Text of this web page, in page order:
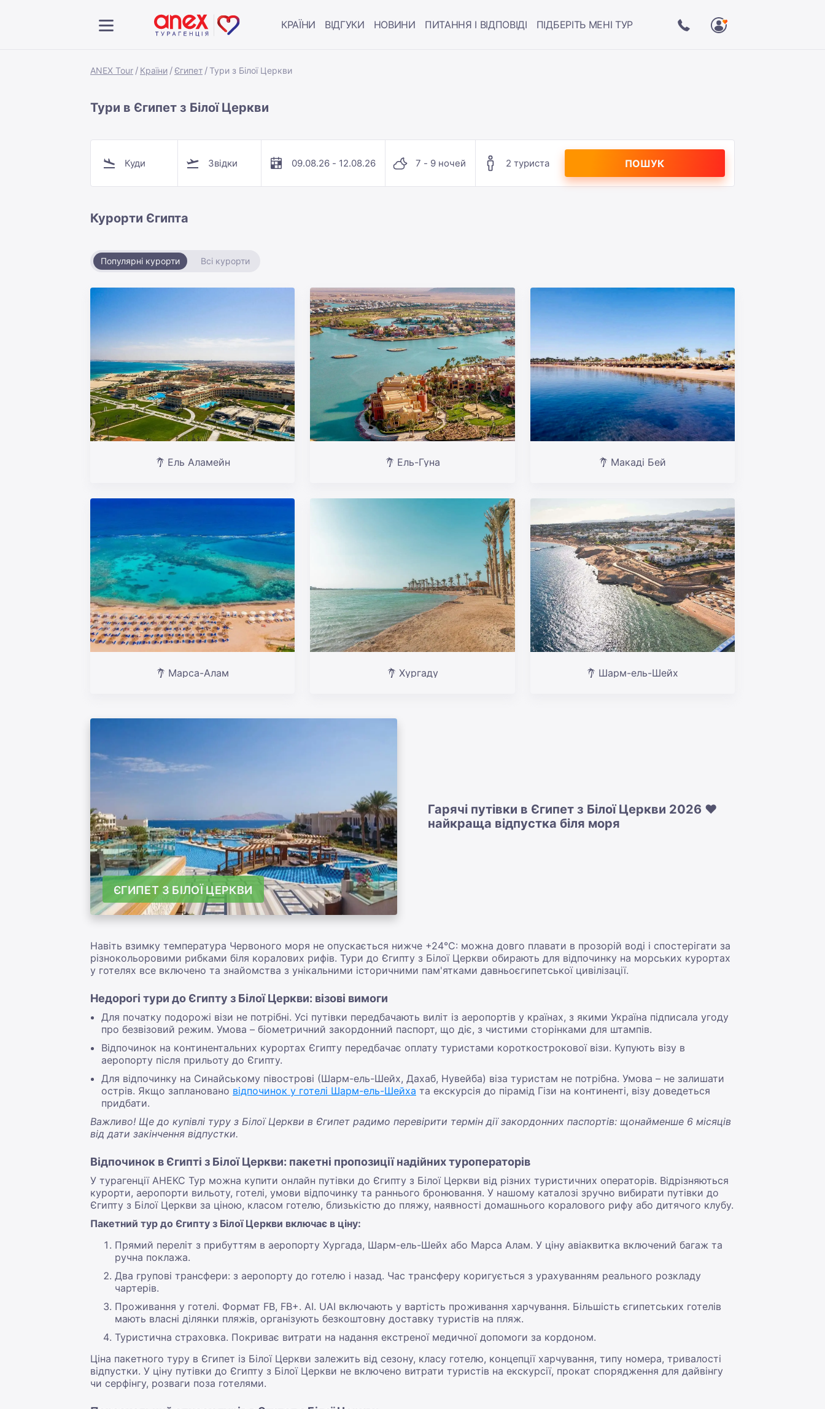
КРАЇНИ ВІДГУКИ НОВИНИ ПИТАННЯ І ВІДПОВІДІ ПІДБЕРІТЬ МЕНІ ТУР
ANEX Tour Країни Єгипет Тури з Білої Церкви
Тури в Єгипет з Білої Церкви
Куди Звідки 09.08.26 - 12.08.26 7 - 9 ночей 2 туриста ПОШУК
Курорти Єгипта
Популярні курорти Всі курорти
Ель Аламейн Ель-Гуна Макаді Бей
Марса-Алам Хургаду Шарм-ель-Шейх
ЄГИПЕТ З БІЛОЇ ЦЕРКВИ
Гарячі путівки в Єгипет з Білої Церкви 2026 ❤️
найкраща відпустка біля моря
Навіть взимку температура Червоного моря не опускається нижче +24°С: можна довго плавати в прозорій воді і спостерігати за
різнокольоровими рибками біля коралових рифів. Тури до Єгипту з Білої Церкви обирають для відпочинку на морських курортах
у готелях все включено та знайомства з унікальними історичними пам'ятками давньоєгипетської цивілізації.
Недорогі тури до Єгипту з Білої Церкви: візові вимоги
Для початку подорожі візи не потрібні. Усі путівки передбачають виліт із аеропортів у країнах, з якими Україна підписала угоду
про безвізовий режим. Умова – біометричний закордонний паспорт, що діє, з чистими сторінками для штампів.
Відпочинок на континентальних курортах Єгипту передбачає оплату туристами короткострокової візи. Купують візу в
аеропорту після прильоту до Єгипту.
Для відпочинку на Синайському півострові (Шарм-ель-Шейх, Дахаб, Нувейба) віза туристам не потрібна. Умова – не залишати
острів. Якщо заплановано відпочинок у готелі Шарм-ель-Шейха та екскурсія до пірамід Гізи на континенті, візу доведеться
придбати.
Важливо! Ще до купівлі туру з Білої Церкви в Єгипет радимо перевірити термін дії закордонних паспортів: щонайменше 6 місяців
від дати закінчення відпустки.
Відпочинок в Єгипті з Білої Церкви: пакетні пропозиції надійних туроператорів
У турагенції АНЕКС Тур можна купити онлайн путівки до Єгипту з Білої Церкви від різних туристичних операторів. Відрізняються
курорти, аеропорти вильоту, готелі, умови відпочинку та раннього бронювання. У нашому каталозі зручно вибирати путівки до
Єгипту з Білої Церкви за ціною, класом готелю, близькістю до пляжу, наявності домашнього коралового рифу або дитячого клубу.
Пакетний тур до Єгипту з Білої Церкви включає в ціну:
Прямий переліт з прибуттям в аеропорту Хургада, Шарм-ель-Шейх або Марса Алам. У ціну авіаквитка включений багаж та
ручна поклажа.
Два групові трансфери: з аеропорту до готелю і назад. Час трансферу коригується з урахуванням реального розкладу
чартерів.
Проживання у готелі. Формат FB, FB+. AI. UAI включають у вартість проживання харчування. Більшість єгипетських готелів
мають власні ділянки пляжів, організують безкоштовну доставку туристів на пляж.
Туристична страховка. Покриває витрати на надання екстреної медичної допомоги за кордоном.
Ціна пакетного туру в Єгипет із Білої Церкви залежить від сезону, класу готелю, концепції харчування, типу номера, тривалості
відпустки. У ціну путівки до Єгипту з Білої Церкви не включено витрати туристів на екскурсії, прокат спорядження для дайвінгу
чи серфінгу, розваги поза готелями.